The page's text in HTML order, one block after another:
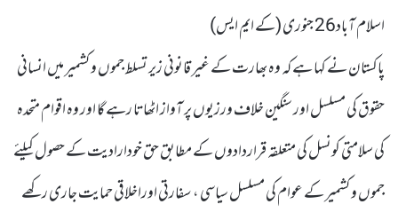
اسلام آباد26 جنوری (کے ایم ایس)
پاکستان نے کہا ہے کہ وہ بھارت کے غیر قانونی زیر تسلط جموں و کشمیر میں انسانی
حقوق کی مسلسل اور سنگین خلاف ورزیوں پر آواز اٹھاتا رہے گا اور وہ اقوام متحدہ
کی سلامتی کونسل کی متعلقہ قراردادوں کے مطابق حق خودارادیت کے حصول کیلئے
جموں و کشمیر کے عوام کی مسلسل سیاسی ، سفارتی اوراخلاقی حمایت جاری رکھے